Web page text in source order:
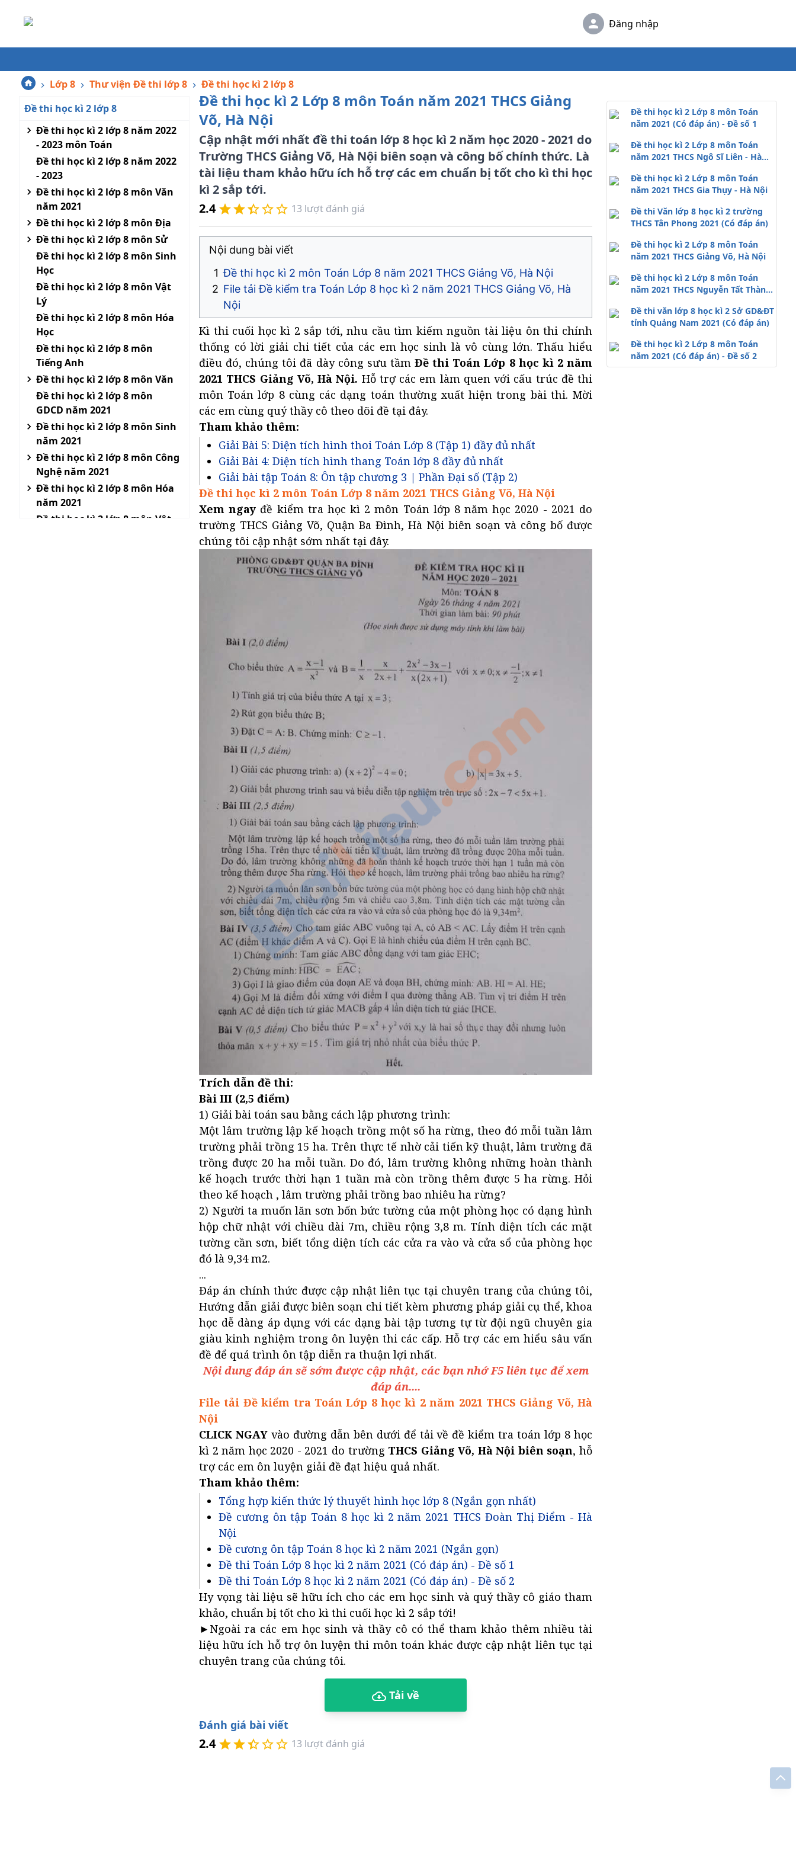
Đăng nhập
Lớp 8 Thư viện Đề thi lớp 8
Đề thi học kì 2 lớp 8
Đề thi học kì 2 lớp 8
Đề thi học kì 2 lớp 8 năm 2022
- 2023 môn Toán
Đề thi học kì 2 lớp 8 năm 2022
- 2023
Đề thi học kì 2 lớp 8 môn Văn
năm 2021
Đề thi học kì 2 lớp 8 môn Địa
Đề thi học kì 2 lớp 8 môn Sử
Đề thi học kì 2 lớp 8 môn Sinh
Học
Đề thi học kì 2 lớp 8 môn Vật
Lý
Đề thi học kì 2 lớp 8 môn Hóa
Học
Đề thi học kì 2 lớp 8 môn
Tiếng Anh
Đề thi học kì 2 lớp 8 môn Văn
Đề thi học kì 2 lớp 8 môn
GDCD năm 2021
Đề thi học kì 2 lớp 8 môn Sinh
năm 2021
Đề thi học kì 2 lớp 8 môn Công
Nghệ năm 2021
Đề thi học kì 2 lớp 8 môn Hóa
năm 2021
Đề thi học kì 2 lớp 8 môn Vật
Đề thi học kì 2 Lớp 8 môn Toán năm 2021 THCS Giảng
Võ, Hà Nội
Cập nhật mới nhất đề thi toán lớp 8 học kì 2 năm học 2020 - 2021 do
Trường THCS Giảng Võ, Hà Nội biên soạn và công bố chính thức. Là
tài liệu tham khảo hữu ích hỗ trợ các em chuẩn bị tốt cho kì thi học
kì 2 sắp tới.
2.4
13 lượt đánh giá
Nội dung bài viết
Đề thi học kì 2 môn Toán Lớp 8 năm 2021 THCS Giảng Võ, Hà Nội
File tải Đề kiểm tra Toán Lớp 8 học kì 2 năm 2021 THCS Giảng Võ, Hà
Nội
Kì thi cuối học kì 2 sắp tới, nhu cầu tìm kiếm nguồn tài liệu ôn thi chính
thống có lời giải chi tiết của các em học sinh là vô cùng lớn. Thấu hiểu
điều đó, chúng tôi đã dày công sưu tầmĐề thi Toán Lớp 8 học kì 2 năm
2021 THCS Giảng Võ, Hà Nội. Hỗ trợ các em làm quen với cấu trúc đề thi
môn Toán lớp 8 cùng các dạng toán thường xuất hiện trong bài thi. Mời
các em cùng quý thầy cô theo dõi đề tại đây.
Tham khảo thêm:
Giải Bài 5: Diện tích hình thoi Toán Lớp 8 (Tập 1) đầy đủ nhất
Giải Bài 4: Diện tích hình thang Toán lớp 8 đầy đủ nhất
Giải bài tập Toán 8: Ôn tập chương 3 | Phần Đại số (Tập 2)
Đề thi học kì 2 môn Toán Lớp 8 năm 2021 THCS Giảng Võ, Hà Nội
Xem ngay đề kiểm tra học kì 2 môn Toán lớp 8 năm học 2020 - 2021 do
trường THCS Giảng Võ, Quận Ba Đình, Hà Nội biên soạn và công bố được
chúng tôi cập nhật sớm nhất tại đây.
Trích dẫn đề thi:
Bài III (2,5 điểm)
1) Giải bài toán sau bằng cách lập phương trình:
Một lâm trường lập kế hoạch trồng một số ha rừng, theo đó mỗi tuần lâm
trường phải trồng 15 ha. Trên thực tế nhờ cải tiến kỹ thuật, lâm trường đã
trồng được 20 ha mỗi tuần. Do đó, lâm trường không những hoàn thành
kế hoạch trước thời hạn 1 tuần mà còn trồng thêm được 5 ha rừng. Hỏi
theo kế hoạch , lâm trường phải trồng bao nhiêu ha rừng?
2) Người ta muốn lăn sơn bốn bức tường của một phòng học có dạng hình
hộp chữ nhật với chiều dài 7m, chiều rộng 3,8 m. Tính diện tích các mặt
tường cần sơn, biết tổng diện tích các cửa ra vào và cửa sổ của phòng học
đó là 9,34 m2.
...
Đáp án chính thức được cập nhật liên tục tại chuyên trang của chúng tôi,
Hướng dẫn giải được biên soạn chi tiết kèm phương pháp giải cụ thể, khoa
học dễ dàng áp dụng với các dạng bài tập tương tự từ đội ngũ chuyên gia
giàu kinh nghiệm trong ôn luyện thi các cấp. Hỗ trợ các em hiểu sâu vấn
đề để quá trình ôn tập diễn ra thuận lợi nhất.
Nội dung đáp án sẽ sớm được cập nhật, các bạn nhớ F5 liên tục để xem
đáp án....
File tải Đề kiểm tra Toán Lớp 8 học kì 2 năm 2021 THCS Giảng Võ, Hà
Nội
CLICK NGAYvào đường dẫn bên dưới để tải về đề kiểm tra toán lớp 8 học
kì 2 năm học 2020 - 2021 do trường THCS Giảng Võ, Hà Nội biên soạn, hỗ
trợ các em ôn luyện giải đề đạt hiệu quả nhất.
Tham khảo thêm:
Tổng hợp kiến thức lý thuyết hình học lớp 8 (Ngắn gọn nhất)
Đề cương ôn tập Toán 8 học kì 2 năm 2021 THCS Đoàn Thị Điểm - Hà
Nội
Đề cương ôn tập Toán 8 học kì 2 năm 2021 (Ngắn gọn)
Đề thi Toán Lớp 8 học kì 2 năm 2021 (Có đáp án) - Đề số 1
Đề thi Toán Lớp 8 học kì 2 năm 2021 (Có đáp án) - Đề số 2
Hy vọng tài liệu sẽ hữu ích cho các em học sinh và quý thầy cô giáo tham
khảo, chuẩn bị tốt cho kì thi cuối học kì 2 sắp tới!
►Ngoài ra các em học sinh và thầy cô có thể tham khảo thêm nhiều tài
liệu hữu ích hỗ trợ ôn luyện thi môn toán khác được cập nhật liên tục tại
chuyên trang của chúng tôi.
Tải về
Đánh giá bài viết
2.4 13 lượt đánh giá
Đề thi học kì 2 Lớp 8 môn Toán
năm 2021 (Có đáp án) - Đề số 1
Đề thi học kì 2 Lớp 8 môn Toán
năm 2021 THCS Ngô Sĩ Liên - Hà
Đề thi học kì 2 Lớp 8 môn Toán
năm 2021 THCS Gia Thụy - Hà Nội
Đề thi Văn lớp 8 học kì 2 trường
THCS Tân Phong 2021 (Có đáp án)
Đề thi học kì 2 Lớp 8 môn Toán
năm 2021 THCS Giảng Võ, Hà Nội
Đề thi học kì 2 Lớp 8 môn Toán
năm 2021 THCS Nguyễn Tất Thành
Đề thi văn lớp 8 học kì 2 Sở GD&ĐT
tỉnh Quảng Nam 2021 (Có đáp án)
Đề thi học kì 2 Lớp 8 môn Toán
năm 2021 (Có đáp án) - Đề số 2